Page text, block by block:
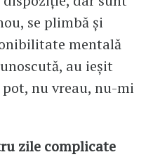
se plimbă și
mentală
au ieșit
nu vreau, nu-mi
zile complicate